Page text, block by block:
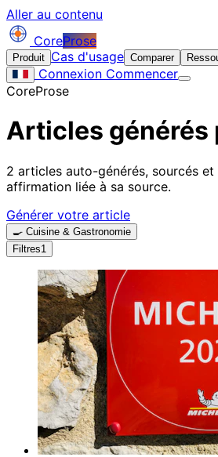
Aller au contenu
CoreProse
Produit Cas d'usage Comparer
Connexion Commencer
CoreProse
Articles générés
2 articles auto-générés, sourcés et
affirmation liée à sa source.
Générer votre article
🍳 Cuisine & Gastronomie
Filtres1